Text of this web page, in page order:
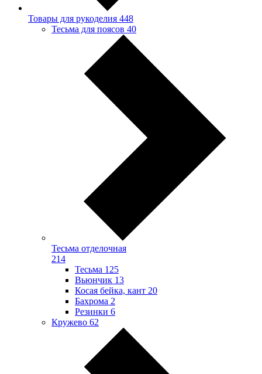
Товары для рукоделия 448
Тесьма для поясов 40
Тесьма отделочная
214
Тесьма 125
Вьюнчик 13
Косая бейка, кант 20
Бахрома 2
Резинки 6
Кружево 62